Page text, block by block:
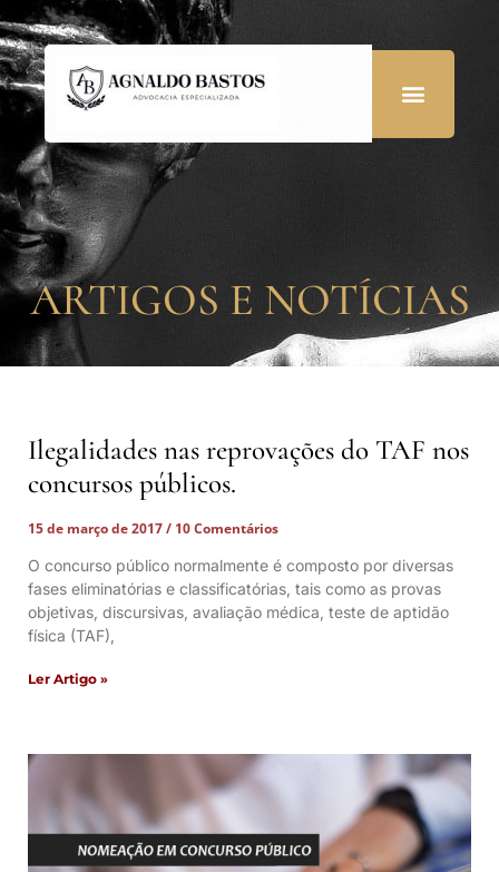
ARTIGOS E NOTÍCIAS
Ilegalidades nas reprovações do TAF nos
concursos públicos.
15 de março de 2017
10 Comentários
O concurso público normalmente é composto por diversas
fases eliminatórias e classificatórias, tais como as provas
objetivas, discursivas, avaliação médica, teste de aptidão
física (TAF),
Ler Artigo »